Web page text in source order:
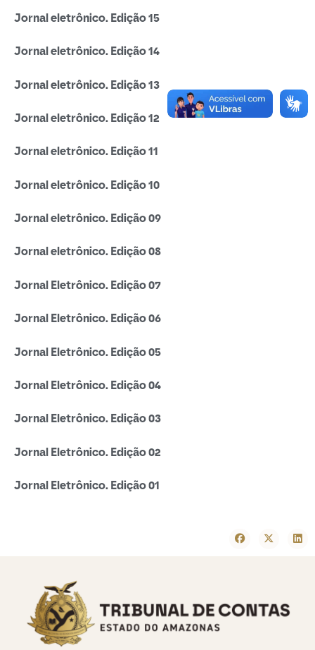
Jornal eletrônico. Edição 15
Jornal eletrônico. Edição 14
Jornal eletrônico. Edição 13
Jornal eletrônico. Edição 12
Jornal eletrônico. Edição 11
Jornal eletrônico. Edição 10
Jornal eletrônico. Edição 09
Jornal eletrônico. Edição 08
Jornal Eletrônico. Edição 07
Jornal Eletrônico. Edição 06
Jornal Eletrônico. Edição 05
Jornal Eletrônico. Edição 04
Jornal Eletrônico. Edição 03
Jornal Eletrônico. Edição 02
Jornal Eletrônico. Edição 01